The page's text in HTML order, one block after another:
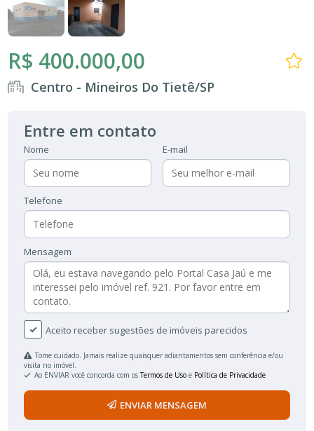
R$ 400.000,00
Centro - Mineiros Do Tietê/SP
Entre em contato
Nome E-mail
Telefone
Mensagem
Aceito receber sugestões de imóveis parecidos
Tome cuidado. Jamais realize quaisquer adiantamentos sem conferência e/ou
visita no imóvel.
Ao ENVIAR você concorda com osTermos de Uso e Política de Privacidade
ENVIAR MENSAGEM